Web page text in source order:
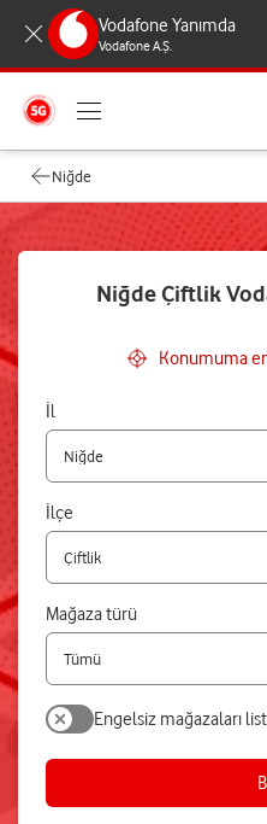
Vodafone Yanımda
Vodafone A.Ş.
Niğde
Niğde Çiftlik
Konumuma
İl
İlçe
Mağaza türü
Engelsiz mağazaları